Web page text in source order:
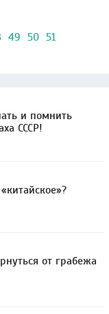
49 50 51
и помнить
СССР!
от грабежа